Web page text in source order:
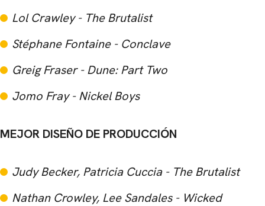
Lol Crawley - The Brutalist
Stéphane Fontaine - Conclave
Greig Fraser - Dune: Part Two
Jomo Fray - Nickel Boys
MEJOR DISEÑO DE PRODUCCIÓN
Judy Becker, Patricia Cuccia - The Brutalist
Nathan Crowley, Lee Sandales - Wicked